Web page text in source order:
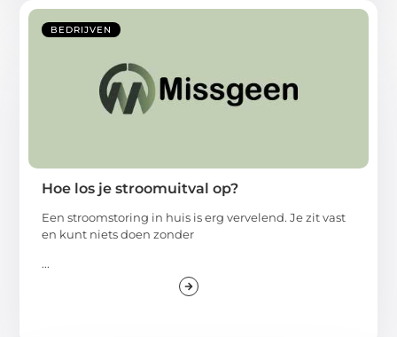
BEDRIJVEN
Hoe los je stroomuitval op?
Een stroomstoring in huis is erg vervelend. Je zit vast
en kunt niets doen zonder
...